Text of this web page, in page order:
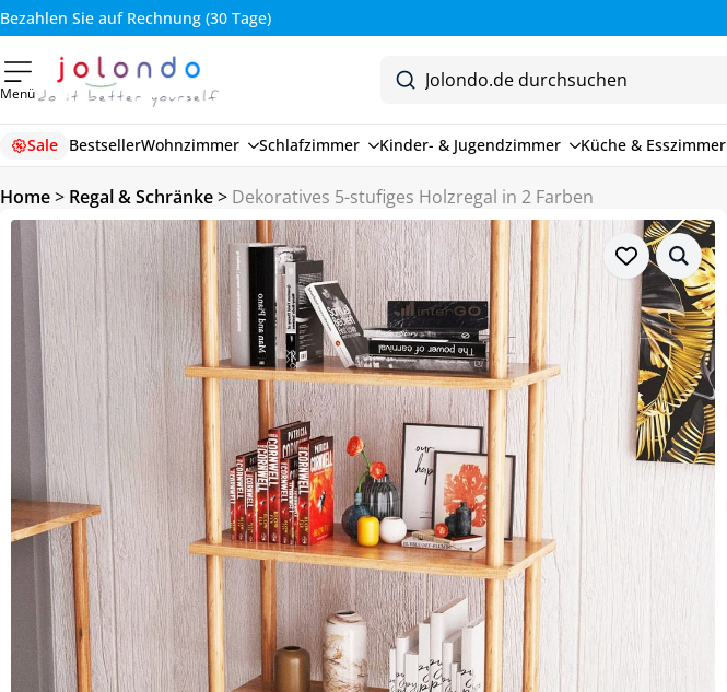
Bezahlen Sie auf Rechnung (30 Tage)
Menü
Sale BestsellerWohnzimmer Schlafzimmer Kinder- & Jugendzimmer Küche & Esszimmer
Home> Regal & Schränke> Dekoratives 5-stufiges Holzregal in 2 Farben